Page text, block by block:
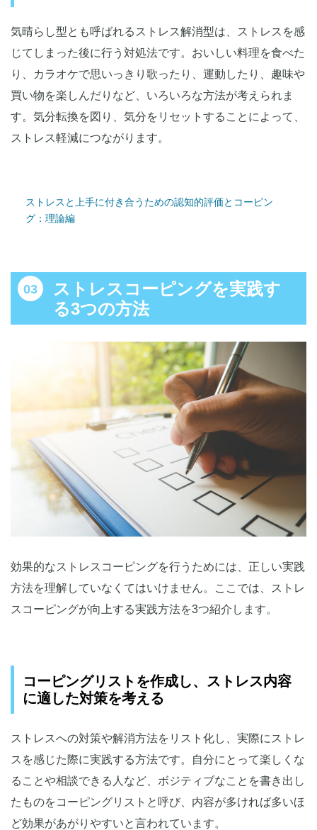
気晴らし型とも呼ばれるストレス解消型は、ストレスを感
じてしまった後に行う対処法です。おいしい料理を食べた
り、カラオケで思いっきり歌ったり、運動したり、趣味や
買い物を楽しんだりなど、いろいろな方法が考えられま
す。気分転換を図り、気分をリセットすることによって、
ストレス軽減につながります。
ストレスと上手に付き合うための認知的評価とコーピン
グ：理論編
ストレスコーピングを実践す
る3つの方法
効果的なストレスコーピングを行うためには、正しい実践
方法を理解していなくてはいけません。ここでは、ストレ
スコーピングが向上する実践方法を3つ紹介します。
コーピングリストを作成し、ストレス内容
に適した対策を考える
ストレスへの対策や解消方法をリスト化し、実際にストレ
スを感じた際に実践する方法です。自分にとって楽しくな
ることや相談できる人など、ボジティブなことを書き出し
たものをコーピングリストと呼び、内容が多ければ多いほ
ど効果があがりやすいと言われています。